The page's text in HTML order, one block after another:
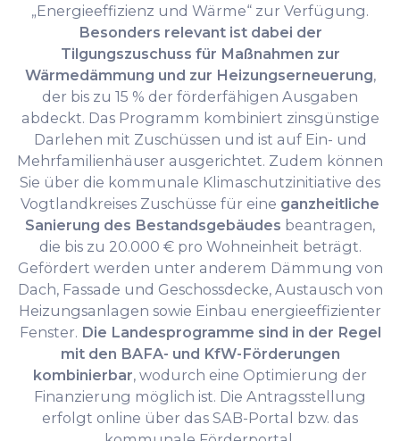
„Energieeffizienz und Wärme“ zur Verfügung.
Besonders relevant ist dabei der
Tilgungszuschuss für Maßnahmen zur
Wärmedämmung und zur Heizungserneuerung,
der bis zu 15 % der förderfähigen Ausgaben
abdeckt. Das Programm kombiniert zinsgünstige
Darlehen mit Zuschüssen und ist auf Ein- und
Mehrfamilienhäuser ausgerichtet. Zudem können
Sie über die kommunale Klimaschutzinitiative des
Vogtlandkreises Zuschüsse für eine ganzheitliche
Sanierung des Bestandsgebäudes beantragen,
die bis zu 20.000 € pro Wohneinheit beträgt.
Gefördert werden unter anderem Dämmung von
Dach, Fassade und Geschossdecke, Austausch von
Heizungsanlagen sowie Einbau energieeffizienter
Fenster. Die Landesprogramme sind in der Regel
mit den BAFA- und KfW-Förderungen
kombinierbar, wodurch eine Optimierung der
Finanzierung möglich ist. Die Antragsstellung
erfolgt online über das SAB-Portal bzw. das